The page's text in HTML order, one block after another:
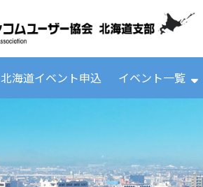
北海道イベント申込 イベント一覧